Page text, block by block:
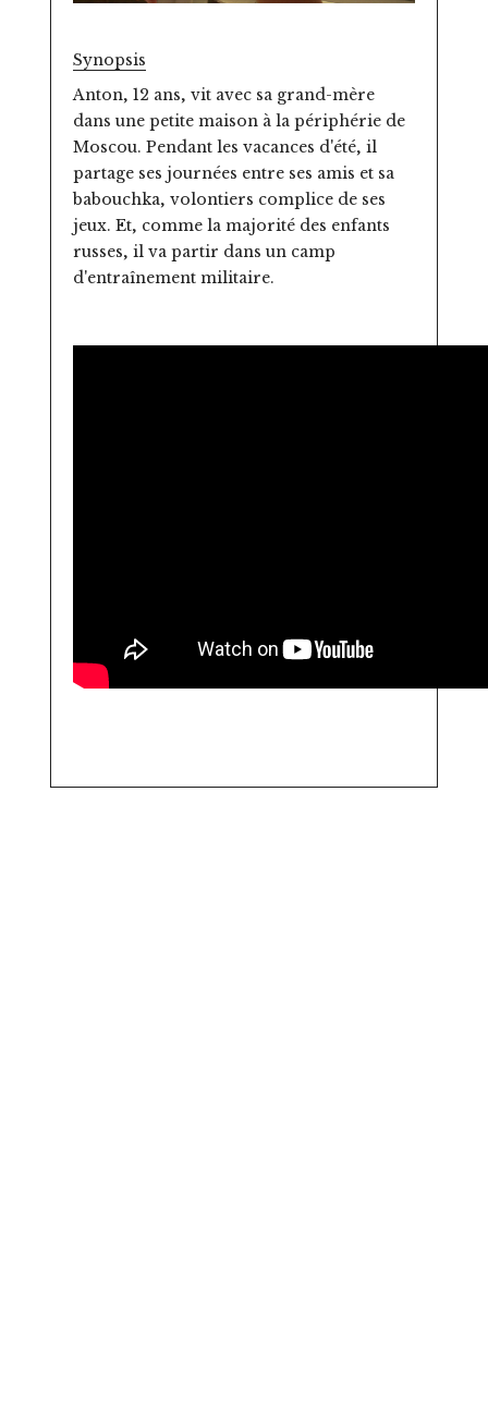
Synopsis
Anton, 12 ans, vit avec sa grand-mère
dans une petite maison à la périphérie de
Moscou. Pendant les vacances d'été, il
partage ses journées entre ses amis et sa
babouchka, volontiers complice de ses
jeux. Et, comme la majorité des enfants
russes, il va partir dans un camp
d'entraînement militaire.